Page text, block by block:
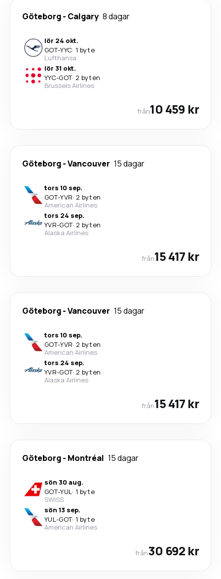
Göteborg- Calgary 8 dagar
lör 24 okt.
GOT-YYC· 1 byte
Lufthansa
lör 31 okt.
YYC-GOT· 2 byten
Brussels Airlines
från10 459 kr
Göteborg-Vancouver 15 dagar
tors 10 sep.
GOT-YVR· 2 byten
American Airlines
tors 24 sep.
YVR-GOT· 2 byten
Alaska Airlines
från15 417 kr
Göteborg-Vancouver 15 dagar
tors 10 sep.
GOT-YVR· 2 byten
American Airlines
tors 24 sep.
YVR-GOT· 2 byten
Alaska Airlines
från15 417 kr
Göteborg- Montréal 15 dagar
sön 30 aug.
GOT-YUL· 1 byte
SWISS
sön 13 sep.
YUL-GOT· 1 byte
American Airlines
från30 692 kr